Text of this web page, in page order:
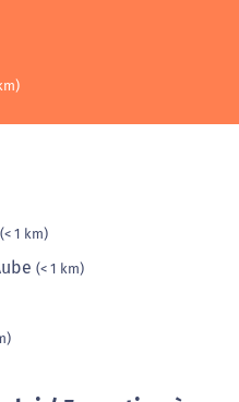
(< 1 km)
(< 1 km)